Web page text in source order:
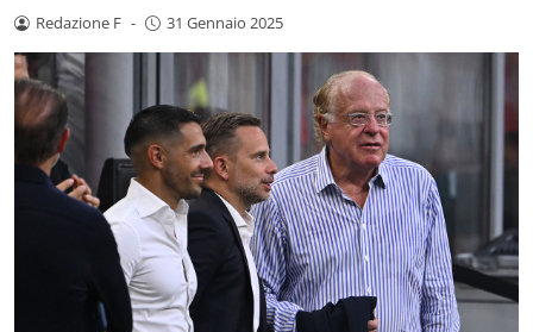
Redazione F - 31 Gennaio 2025